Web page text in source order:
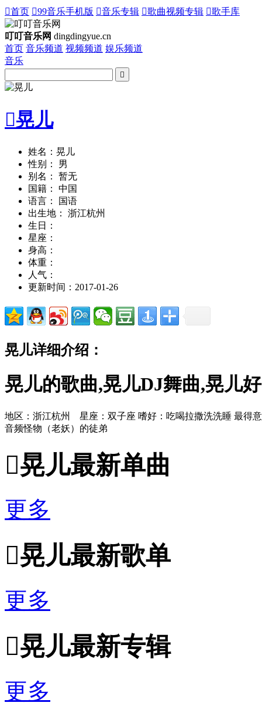
首页 99音乐手机版 音乐专辑 歌曲视频专辑 歌手库
叮叮音乐网 dingdingyue.cn
首页 音乐频道 视频频道 娱乐频道
音乐

晃儿
姓名：晃儿
性别： 男
别名： 暂无
国籍： 中国
语言： 国语
出生地： 浙江杭州
生日：
星座：
身高：
体重：
人气：
更新时间：2017-01-26
晃儿详细介绍：
晃儿的歌曲,晃儿DJ舞曲,晃儿
地区：浙江杭州 星座：双子座 嗜好：吃喝拉撒洗洗睡 最得
音频怪物（老妖）的徒弟
晃儿最新单曲
更多
晃儿最新歌单
更多
晃儿最新专辑
更多